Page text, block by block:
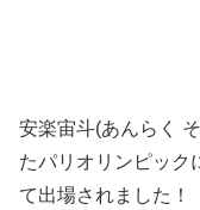
安楽宙斗(あんらく
たパリオリンピック
て出場されました！